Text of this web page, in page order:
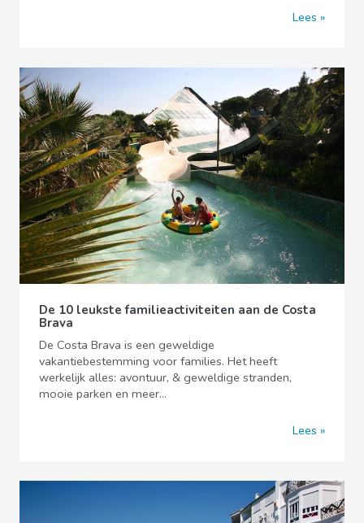
Lees
De 10 leukste familieactiviteiten aan de Costa
Brava
De Costa Brava is een geweldige
vakantiebestemming voor families. Het heeft
werkelijk alles: avontuur, & geweldige stranden,
mooie parken en meer...
Lees